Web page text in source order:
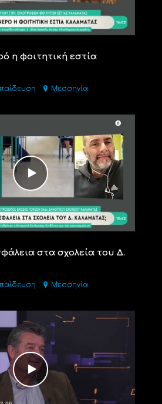
η φοιτητική εστία
Μεσσηνία
στα σχολεία του Δ.
Μεσσηνία